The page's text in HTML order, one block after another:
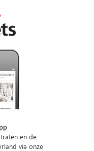
en de
via onze